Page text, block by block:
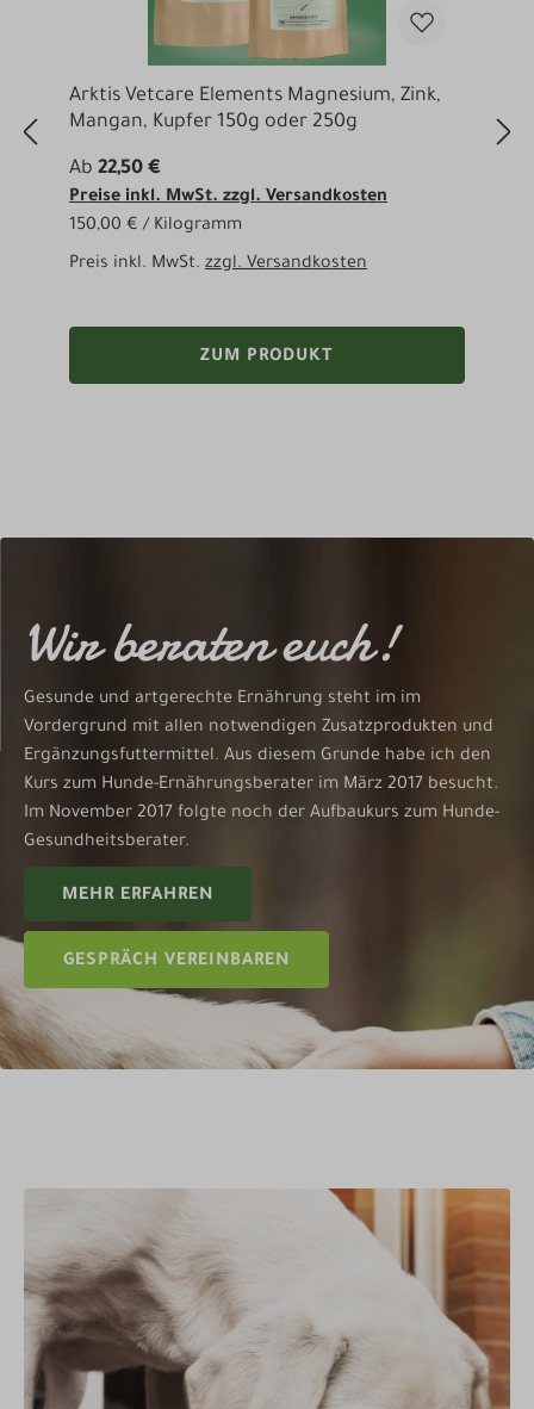
Arktis Vetcare Elements Magnesium, Zink,
Mangan, Kupfer 150g oder 250g
Ab 22,50 €
Preise inkl. MwSt. zzgl. Versandkosten
150,00 € / Kilogramm
Preis inkl. MwSt. zzgl. Versandkosten
ZUM PRODUKT
Wir beraten euch!
Gesunde und artgerechte Ernährung steht im im
Vordergrund mit allen notwendigen Zusatzprodukten und
Ergänzungsfuttermittel. Aus diesem Grunde habe ich den
Kurs zum Hunde-Ernährungsberater im März 2017 besucht.
Im November 2017 folgte noch der Aufbaukurs zum Hunde-
Gesundheitsberater.
MEHR ERFAHREN
GESPRÄCH VEREINBAREN